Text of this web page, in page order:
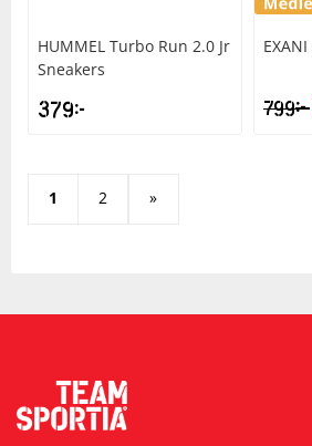
HUMMEL Turbo Run 2.0 Jr
Sneakers
379kr
EXANI
799kr
1 2 »